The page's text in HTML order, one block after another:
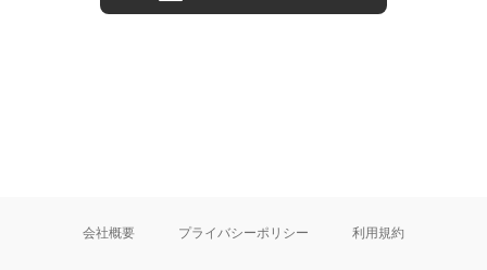
会社概要 プライバシーポリシー 利用規約